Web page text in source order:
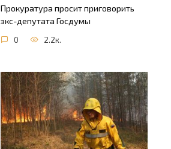
Прокуратура просит приговорить
экс-депутата Госдумы
0 2.2к.